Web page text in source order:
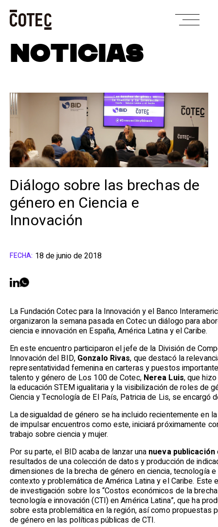
Skip
contentNOTICIAS
Diálogo sobre las brechas de
género en Ciencia e
Innovación
FECHA: 18 de junio de 2018
La Fundación Cotec para la Innovación y el Banco
organizaron la semana pasada en Cotec un diálogo para
ciencia e innovación en España, América Latina y el Caribe.
En este encuentro participaron el jefe de la División de
Innovación del BID, Gonzalo Rivas, que destacó la
representatividad femenina en carteras y puestos
talento y género de Los 100 de Cotec, Nerea Luis, que
la educación STEM igualitaria y la visibilización de roles de
Ciencia y Tecnología de El País, Patricia de Lis, se encargó
La desigualdad de género se ha incluido recientemente en
de impulsar encuentros como este, iniciará próximamente
trabajo sobre ciencia y mujer.
Por su parte, el BID acaba de lanzar una nueva publicación
resultados de una colección de datos y producción de
dimensiones de la brecha de género en ciencia, tecnología
contexto y problemática de América Latina y el Caribe. Este
de investigación sobre los “Costos económicos de la
tecnología e innovación (CTI) en América Latina”, que ha
sobre esta problemática en la región, así como propuestas
de género en las políticas públicas de CTI.